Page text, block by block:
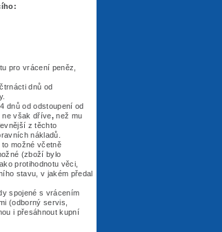
pro vrácení peněz,
dnů od
dnů od odstoupení od
ne však dříve,než mu
z těchto
nákladů.
možné včetně
(zboží bylo
protihodnotu věci,
stavu, v jakém předal
spojené s vrácením
(odborný servis,
i přesáhnout kupní